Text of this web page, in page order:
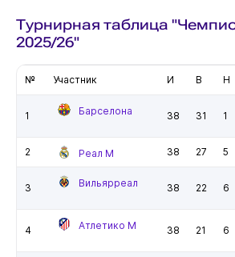
Турнирная таблица
2025/26"
№ Участник И В Н
1 Барселона 38 31 1
2 Реал М 38 27 5
3 Вильярреал 38 22 6
4 Атлетико М 38 21 6